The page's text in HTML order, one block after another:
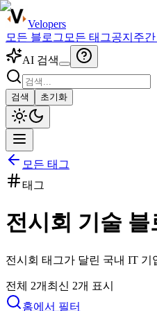
Velopers
모든 블로그 모든 태그공지 주
AI 검색
검색 초기화
모든 태그
태그
전시회 기술 블
전시회 태그가 달린 국내 IT 기
전체 2개 최신 2개 표시
홈에서 필터